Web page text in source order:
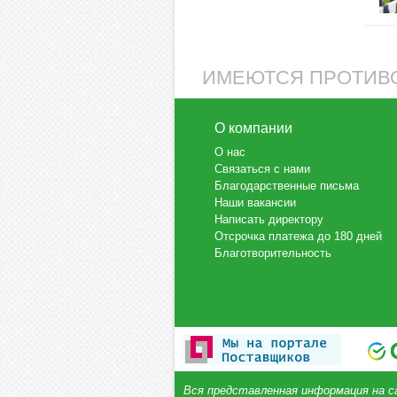
ИМЕЮТСЯ
О компании
О нас
Связаться с нами
Благодарственные письма
Наши вакансии
Написать директору
Отсрочка платежа до 180 дней
Благотворительность
Вся представленная информация на